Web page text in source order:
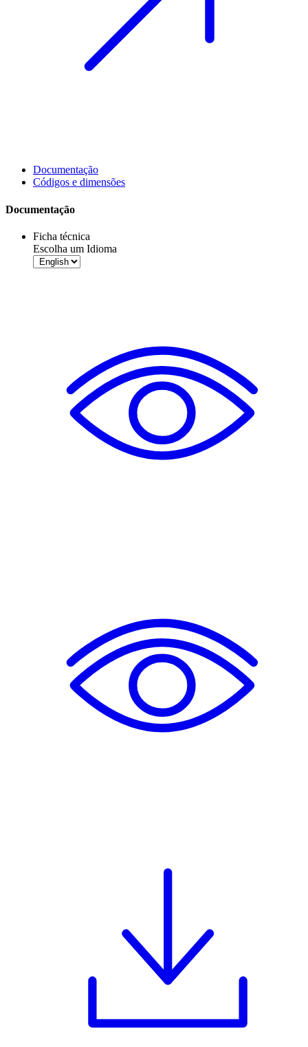
Documentação
Códigos e dimensões
Documentação
Ficha técnica
Escolha um Idioma